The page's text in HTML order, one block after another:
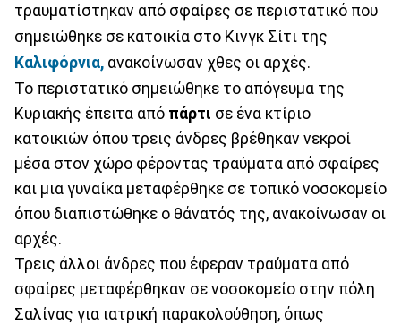
τραυματίστηκαν από σφαίρες σε περιστατικό που
σημειώθηκε σε κατοικία στο Κινγκ Σίτι της
Καλιφόρνια, ανακοίνωσαν χθες οι αρχές.
Το περιστατικό σημειώθηκε το απόγευμα της
Κυριακής έπειτα από πάρτι σε ένα κτίριο
κατοικιών όπου τρεις άνδρες βρέθηκαν νεκροί
μέσα στον χώρο φέροντας τραύματα από σφαίρες
και μια γυναίκα μεταφέρθηκε σε τοπικό νοσοκομείο
όπου διαπιστώθηκε ο θάνατός της, ανακοίνωσαν οι
αρχές.
Τρεις άλλοι άνδρες που έφεραν τραύματα από
σφαίρες μεταφέρθηκαν σε νοσοκομείο στην πόλη
Σαλίνας για ιατρική παρακολούθηση, όπως